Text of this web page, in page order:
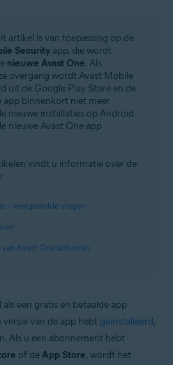
artikel is van toepassing op de
Security app, die wordt
nieuwe Avast One. Als
overgang wordt Avast Mobile
uit de Google Play Store en de
app binnenkort niet meer
nieuwe installaties op Android
nieuwe Avast One app
vindt u informatie over de
– veelgestelde vragen
Avast One activeren
als een gratis en betaalde app
van de app hebt geïnstalleerd,
Als u een abonnement hebt
of deApp Store, wordt het